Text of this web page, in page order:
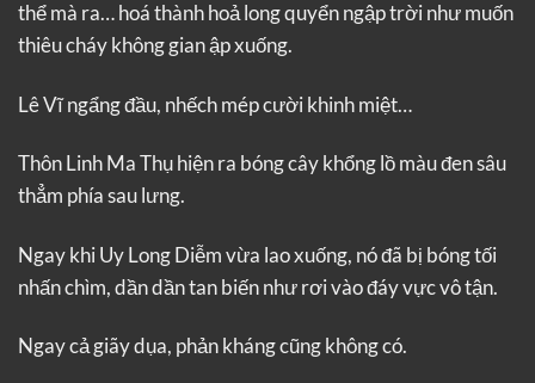
thể mà ra… hoá thành hoả long quyển ngập trời như muốn
thiêu cháy không gian ập xuống.
Lê Vĩ ngẩng đầu, nhếch mép cười khinh miệt…
Thôn Linh Ma Thụ hiện ra bóng cây khổng lồ màu đen sâu
thẳm phía sau lưng.
Ngay khi Uy Long Diễm vừa lao xuống, nó đã bị bóng tối
nhấn chìm, dần dần tan biến như rơi vào đáy vực vô tận.
Ngay cả giãy dụa, phản kháng cũng không có.